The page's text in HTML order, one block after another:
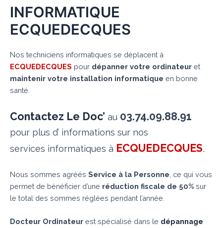
INFORMATIQUE
ECQUEDECQUES
Nos techniciens informatiques se déplacent à
ECQUEDECQUES pour dépanner votre ordinateur et
maintenir votre installation informatique en bonne
santé.
Contactez Le Doc’ au 03.74.09.88.91
pour plus d’ informations sur nos
services informatiques à ECQUEDECQUES.
Nous sommes agréés Service à la Personne , ce qui vous
permet de bénéficier d’une réduction fiscale de 50% sur
le total des sommes réglées pendant l’année.
Docteur Ordinateur est spécialisé dans le dépannage